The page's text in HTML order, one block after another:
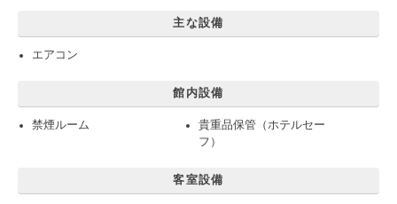
主な設備
エアコン
館内設備
禁煙ルーム
貴重品保管（ホテルセー
フ）
客室設備